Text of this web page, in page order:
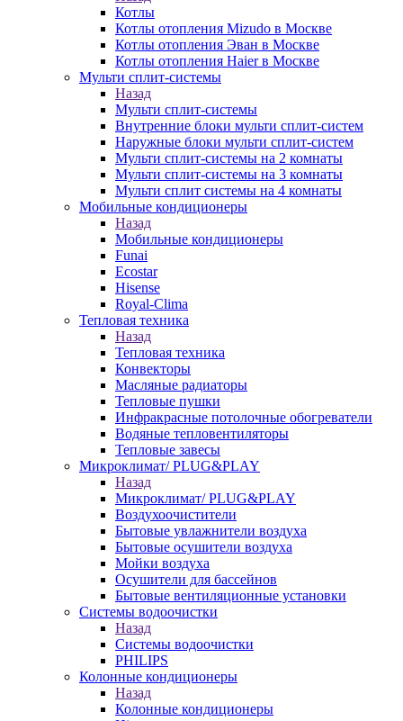
Котлы
Котлы отопления Mizudo в Москве
Котлы отопления Эван в Москве
Котлы отопления Haier в Москве
Мульти сплит-системы
Назад
Мульти сплит-системы
Внутренние блоки мульти сплит-систем
Наружные блоки мульти сплит-систем
Мульти сплит-системы на 2 комнаты
Мульти сплит-системы на 3 комнаты
Мульти сплит системы на 4 комнаты
Мобильные кондиционеры
Назад
Мобильные кондиционеры
Funai
Ecostar
Hisense
Royal-Clima
Тепловая техника
Назад
Тепловая техника
Конвекторы
Масляные радиаторы
Тепловые пушки
Инфракрасные потолочные обогреватели
Водяные тепловентиляторы
Тепловые завесы
Микроклимат/ PLUG&PLAY
Назад
Микроклимат/ PLUG&PLAY
Воздухоочистители
Бытовые увлажнители воздуха
Бытовые осушители воздуха
Мойки воздуха
Осушители для бассейнов
Бытовые вентиляционные установки
Системы водоочистки
Назад
Системы водоочистки
PHILIPS
Колонные кондиционеры
Назад
Колонные кондиционеры